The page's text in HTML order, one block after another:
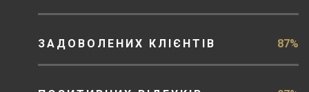
ЗАДОВОЛЕНИХ КЛІЄНТІВ 87%